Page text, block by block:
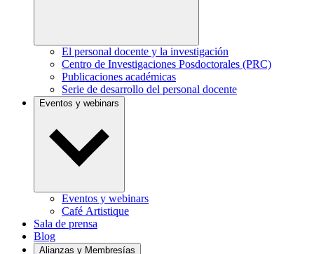
El personal docente y la investigación
Centro de Investigaciones Posdoctorales (PRC)
Publicaciones académicas
Serie de desarrollo del personal docente
Eventos y webinars
Eventos y webinars
Café Artistique
Sala de prensa
Blog
Alianzas y Membresías